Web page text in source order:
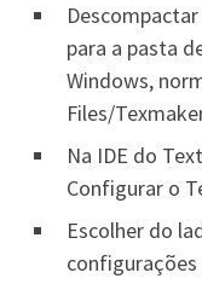
para a pasta
Windows,
Files/
Na IDE do
Configurar o
Escolher do